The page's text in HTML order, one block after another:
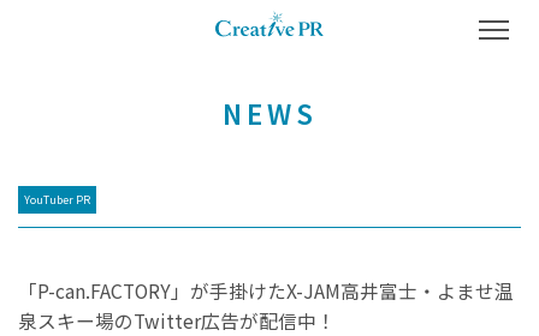
NEWS DETAIL
NEWS
YouTuber PR
「P-can.FACTORY」が手掛けたX-JAM高井富士・よませ温
泉スキー場のTwitter広告が配信中！